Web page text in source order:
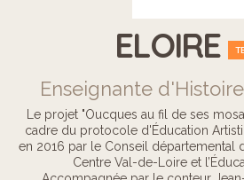
ELOIRE
Enseignante
Le projet "Oucques au fil de ses
cadre du protocole d'Éducation
en 2016 par le Conseil départemental
Centre Val-de-Loire et